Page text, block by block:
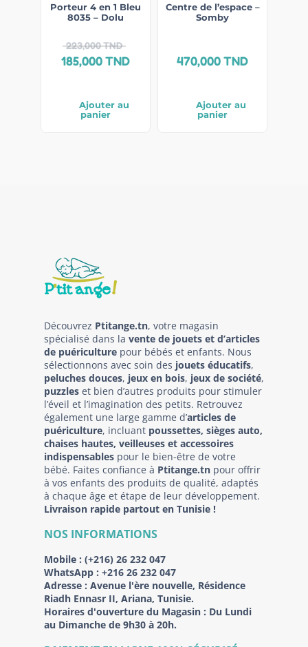
Porteur 4 en 1 Bleu
8035 – Dolu
223,000TND
185,000TND
Ajouter au
panier
Centre de l’espace –
Somby
470,000TND
Ajouter au
panier
Découvrez Ptitange.tn, votre magasin
spécialisé dans la vente de jouets et d’articles
de puériculture pour bébés et enfants. Nous
sélectionnons avec soin des jouets éducatifs,
peluches douces, jeux en bois, jeux de société,
puzzles et bien d’autres produits pour stimuler
l’éveil et l’imagination des petits. Retrouvez
également une large gamme d’articles de
puériculture, incluant poussettes, sièges auto,
chaises hautes, veilleuses et accessoires
indispensables pour le bien-être de votre
bébé. Faites confiance à Ptitange.tn pour offrir
à vos enfants des produits de qualité, adaptés
à chaque âge et étape de leur développement.
Livraison rapide partout en Tunisie !
NOS INFORMATIONS
Mobile : (+216) 26 232 047
WhatsApp : +216 26 232 047
Adresse : Avenue l'ère nouvelle, Résidence
Riadh Ennasr II, Ariana, Tunisie.
Horaires d'ouverture du Magasin : Du Lundi
au Dimanche de 9h30 à 20h.